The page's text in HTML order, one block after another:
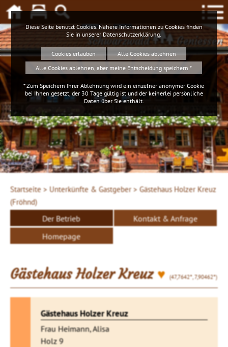
Schwarzwald Geniessen
Startseite > Unterkünfte & Gastgeber > Gästehaus Holzer Kreuz
(Fröhnd)
Der Betrieb
Kontakt & Anfrage
Homepage
Gästehaus Holzer Kreuz♥ (47,7642°, 7,90462°)
Gästehaus Holzer Kreuz
Frau Heimann, Alisa
Holz 9
Diese Seite benutzt Cookies. Nähere Informationen zu Cookies finden
Sie in unserer Datenschutzerklärung.
Cookies erlauben
Alle Cookies ablehnen
Alle Cookies ablehnen, aber meine Entscheidung speichern *
* Zum Speichern Ihrer Ablehnung wird ein einzelner anonymer Cookie
bei Ihnen gesetzt, der 30 Tage gültig ist und der keinerlei persönliche
Daten über Sie enthält.